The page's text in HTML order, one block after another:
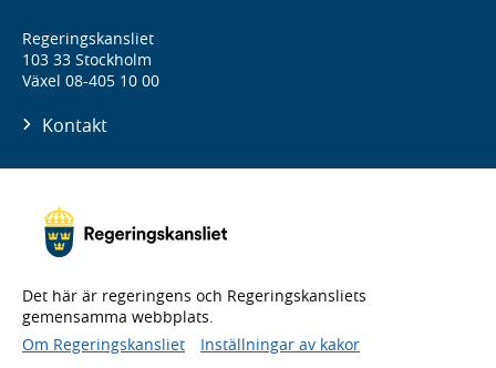
Regeringskansliet
103 33 Stockholm
Växel 08-405 10 00
Kontakt
Det här är regeringens och Regeringskansliets
gemensamma webbplats.
Om Regeringskansliet
Inställningar av kakor